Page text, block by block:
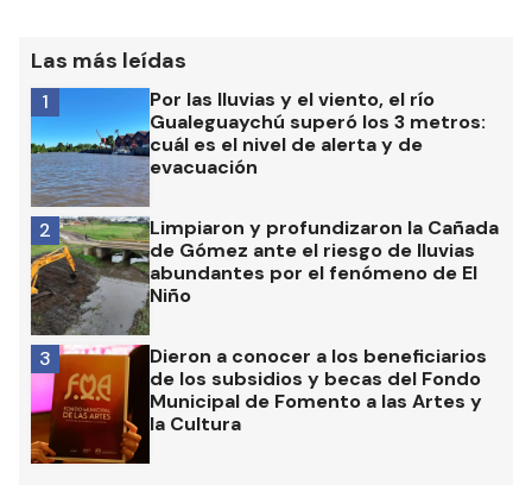
Las más leídas
Por las lluvias y el viento, el río
Gualeguaychú superó los 3 metros:
cuál es el nivel de alerta y de
evacuación
1
Limpiaron y profundizaron la Cañada
de Gómez ante el riesgo de lluvias
abundantes por el fenómeno de El
Niño
2
Dieron a conocer a los beneficiarios
de los subsidios y becas del Fondo
Municipal de Fomento a las Artes y
la Cultura
3